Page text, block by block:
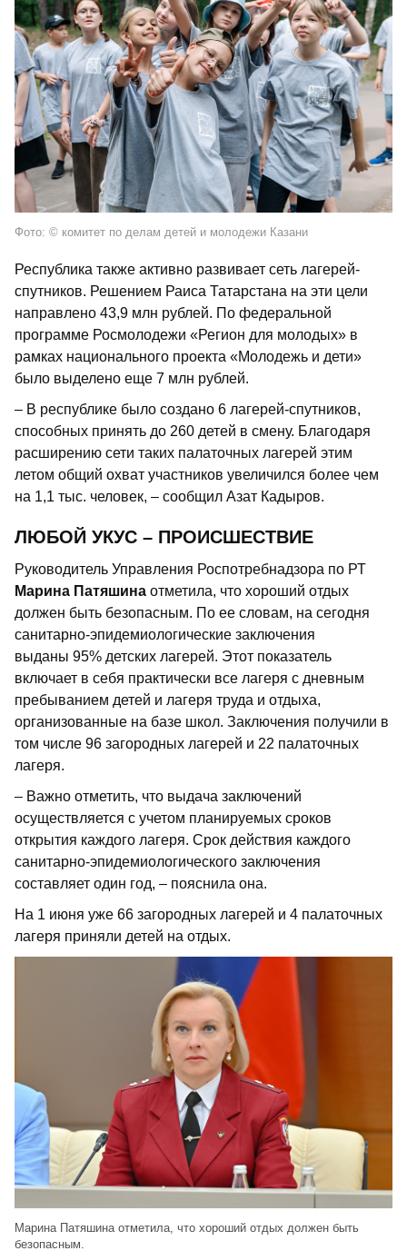
Фото: © комитет по делам детей и молодежи Казани
Республика также активно развивает сеть лагерей-
спутников. Решением Раиса Татарстана на эти цели
направлено 43,9 млн рублей. По федеральной
программе Росмолодежи «Регион для молодых» в
рамках национального проекта «Молодежь и дети»
было выделено еще 7 млн рублей.
– В республике было создано 6 лагерей-спутников,
способных принять до 260 детей в смену. Благодаря
расширению сети таких палаточных лагерей этим
летом общий охват участников увеличился более чем
на 1,1 тыс. человек, – сообщил Азат Кадыров.
ЛЮБОЙ УКУС – ПРОИСШЕСТВИЕ
Руководитель Управления Роспотребнадзора по РТ
Марина Патяшина отметила, что хороший отдых
должен быть безопасным. По ее словам, на сегодня
санитарно-эпидемиологические заключения
выданы 95% детских лагерей. Этот показатель
включает в себя практически все лагеря с дневным
пребыванием детей и лагеря труда и отдыха,
организованные на базе школ. Заключения получили в
том числе 96 загородных лагерей и 22 палаточных
лагеря.
– Важно отметить, что выдача заключений
осуществляется с учетом планируемых сроков
открытия каждого лагеря. Срок действия каждого
санитарно-эпидемиологического заключения
составляет один год, – пояснила она.
На 1 июня уже 66 загородных лагерей и 4 палаточных
лагеря приняли детей на отдых.
Марина Патяшина отметила, что хороший отдых должен быть
безопасным.